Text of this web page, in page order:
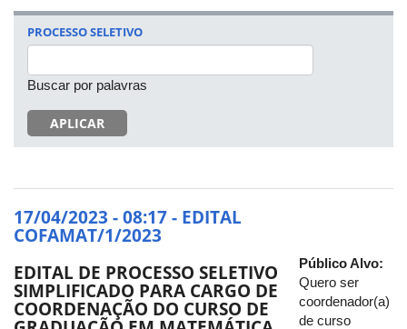
PROCESSO SELETIVO
Buscar por palavras
APLICAR
17/04/2023 - 08:17 - EDITAL
COFAMAT/1/2023
EDITAL DE PROCESSO SELETIVO
SIMPLIFICADO PARA CARGO DE
COORDENAÇÃO DO CURSO DE
Público Alvo:
Quero ser
coordenador(a)
de curso